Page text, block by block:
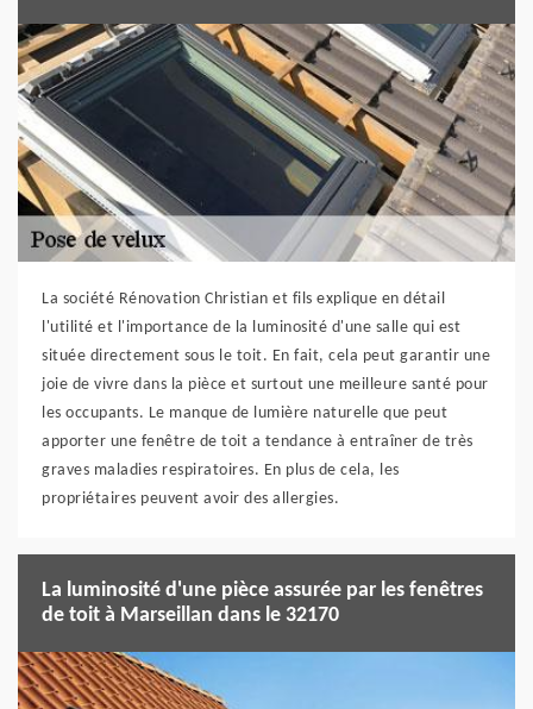
La société Rénovation Christian et fils explique en détail
l'utilité et l'importance de la luminosité d'une salle qui est
située directement sous le toit. En fait, cela peut garantir une
joie de vivre dans la pièce et surtout une meilleure santé pour
les occupants. Le manque de lumière naturelle que peut
apporter une fenêtre de toit a tendance à entraîner de très
graves maladies respiratoires. En plus de cela, les
propriétaires peuvent avoir des allergies.
La luminosité d'une pièce assurée par les fenêtres
de toit à Marseillan dans le 32170